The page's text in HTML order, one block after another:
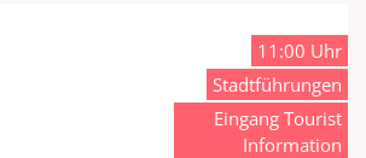
11:00 Uhr
Stadtführungen
Eingang Tourist
Information